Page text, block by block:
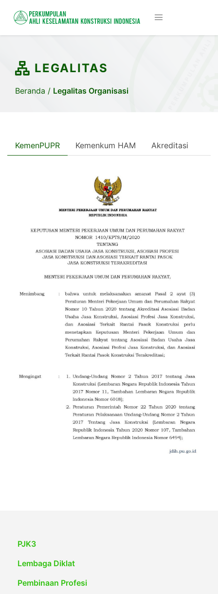
LEGALITAS
Beranda / Legalitas Organisasi
KemenPUPR Kemenkum HAM Akreditasi
PJK3
Lembaga Diklat
Pembinaan Profesi